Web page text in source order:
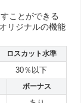
ことができる
リジナルの機能
ロスカット水準
30％以下
ボーナス